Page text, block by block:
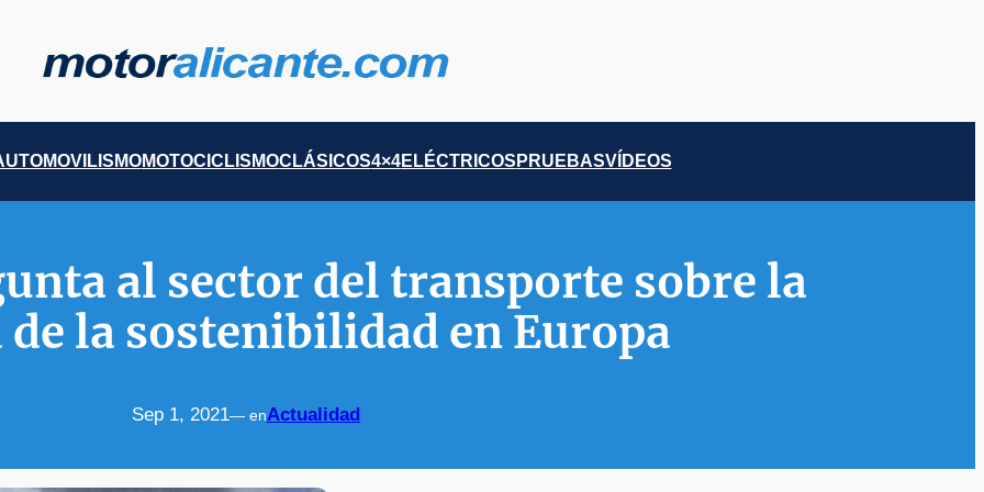
MOTOCICLISMOCLÁSICOS4×4ELÉCTRICOS PRUEBASVÍDEOS
al sector del transporte sobre la
la sostenibilidad en Europa
Sep 1, 2021— enActualidad